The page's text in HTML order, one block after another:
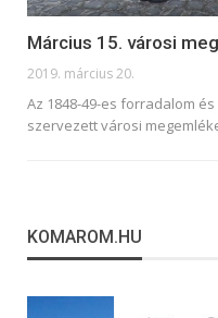
Március 15. városi
2019. március 20.
Az 1848-49-es forradalom
szervezett városi
KOMAROM.HU